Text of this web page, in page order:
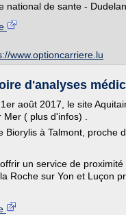
national de sante -
www.optioncarriere.lu
d'analyses
août 2017, le site
( plus d'infos) .
Biorylis à Talmont, proche
un service de
Roche sur Yon et Luçon